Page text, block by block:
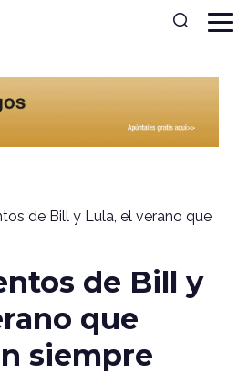
de Bill y Lula, el verano que
de Bill y
que
siempre